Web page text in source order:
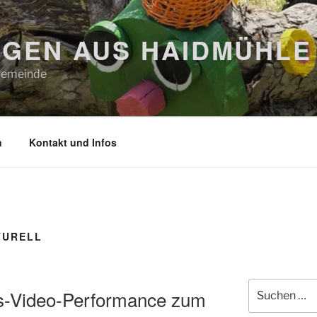
AUS HAIDMÜHLE
Kontakt und Infos
Video-Performance zum
nach: